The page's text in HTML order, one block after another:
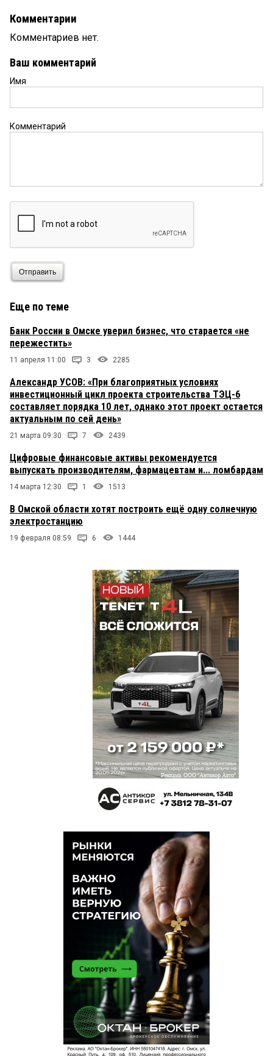
Комментарии
Комментариев нет.
Ваш комментарий
Имя
Комментарий
Отправить
Еще по теме
Банк России в Омске уверил бизнес, что старается «не
пережестить»
11 апреля 11:00 3 2285
Александр УСОВ: «При благоприятных условиях
инвестиционный цикл проекта строительства ТЭЦ-6
составляет порядка 10 лет, однако этот проект остается
актуальным по сей день»
21 марта 09:30 7 2439
Цифровые финансовые активы рекомендуется
выпускать производителям, фармацевтам и... ломбардам
14 марта 12:30 1 1513
В Омской области хотят построить ещё одну солнечную
электростанцию
19 февраля 08:59 6 1444